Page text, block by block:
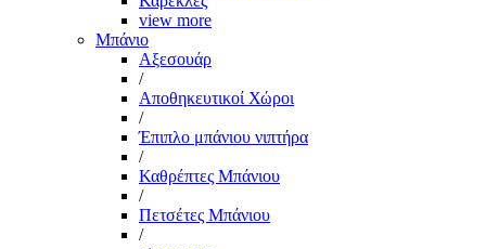
view more
Μπάνιο
Αξεσουάρ
/
Αποθηκευτικοί Χώροι
/
Έπιπλο μπάνιου νιπτήρα
/
Καθρέπτες Μπάνιου
/
Πετσέτες Μπάνιου
/